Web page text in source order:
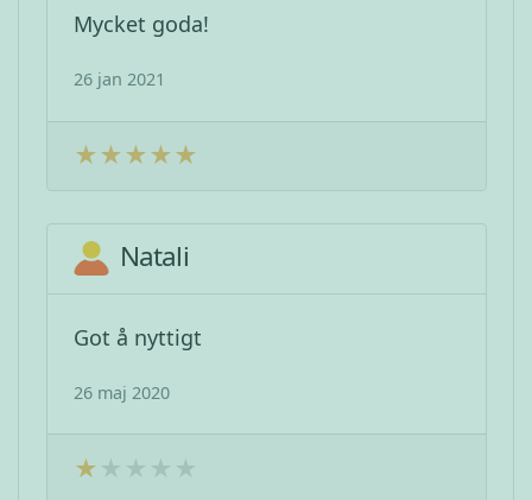
Mycket goda!
26 jan 2021
Natali
Got å nyttigt
26 maj 2020